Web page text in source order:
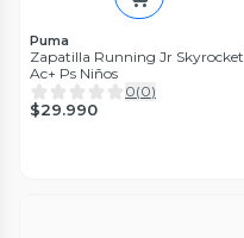
Puma
Zapatilla Running Jr Skyrocket
Ac+ Ps Niños
0(0)
$29.990